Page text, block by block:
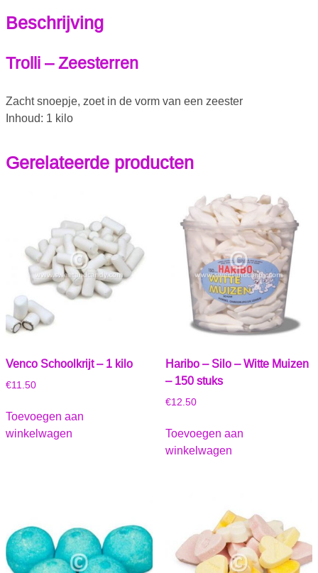
Beschrijving
Trolli – Zeesterren
Zacht snoepje, zoet in de vorm van een zeester
Inhoud: 1 kilo
Gerelateerde producten
Venco Schoolkrijt – 1 kilo
€11.50
Toevoegen aan
winkelwagen
Haribo – Silo – Witte Muizen
– 150 stuks
€12.50
Toevoegen aan
winkelwagen